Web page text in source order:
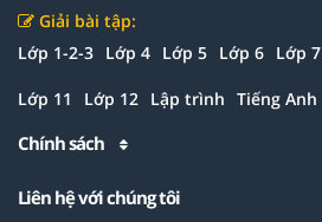
Giải bài tập:
Lớp 1-2-3 Lớp 4 Lớp 5 Lớp 6 Lớp 7
Lớp 11 Lớp 12 Lập trình Tiếng Anh
Chính sách
Liên hệ với chúng tôi